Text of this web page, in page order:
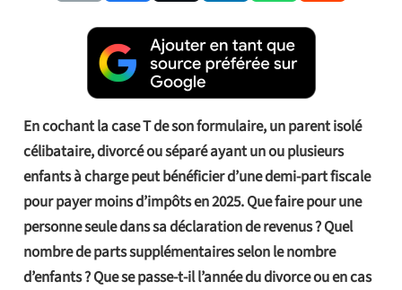
En cochant la case T de son formulaire, un parent isolé
célibataire, divorcé ou séparé ayant un ou plusieurs
enfants à charge peut bénéficier d’une demi-part fiscale
pour payer moins d’impôts en 2025. Que faire pour une
personne seule dans sa déclaration de revenus ? Quel
nombre de parts supplémentaires selon le nombre
d’enfants ? Que se passe-t-il l’année du divorce ou en cas